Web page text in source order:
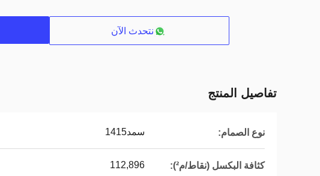
نتحدث الآن
تفاصيل المنتج
نوع الصمام: سمد1415
كثافة البكسل (نقاط/م²): 112,896